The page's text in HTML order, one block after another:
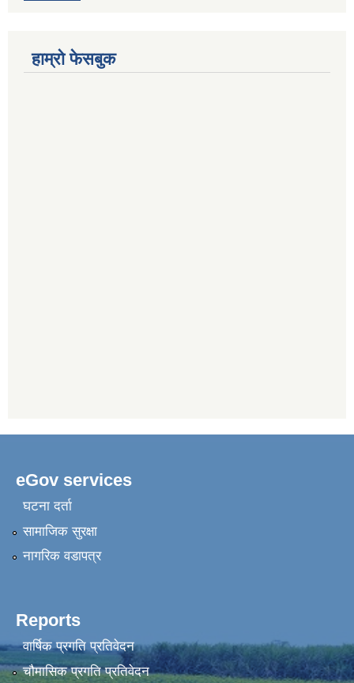
हाम्रो फेसबुक
eGov services
घटना दर्ता
सामाजिक सुरक्षा
नागरिक वडापत्र
Reports
वार्षिक प्रगति प्रतिवेदन
चौमासिक प्रगति प्रतिवेदन